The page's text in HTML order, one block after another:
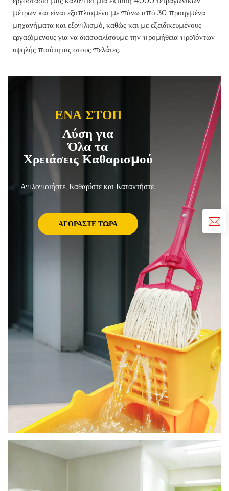
μέτρων και είναι εξοπλισμένο με πάνω από 30 προηγμένα
μηχανήματα και εξοπλισμό, καθώς και με εξειδικευμένους
εργαζόμενους για να διασφαλίσουμε την προμήθεια προϊόντων
υψηλής ποιότητας στους πελάτες.
ΕΝΑ ΣΤΟΠ
Λύση για
Όλα τα
Χρειάσεις Καθαρισμού
Απλοποιήστε, Καθαρίστε και Κατακτήστε.
ΑΓΟΡΆΣΤΕ ΤΏΡΑ